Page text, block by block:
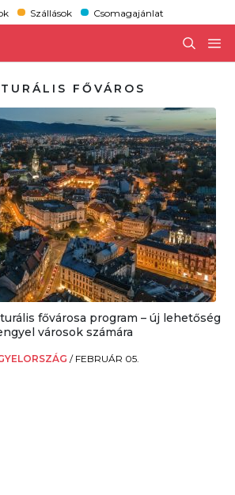
Szállások Csomagajánlat
FŐVÁROS
fővárosa program – új lehetőség
városok számára
/ FEBRUÁR 05.